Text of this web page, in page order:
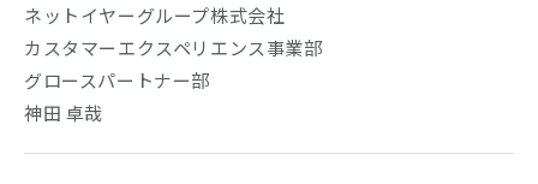
ネットイヤーグループ株式会社
カスタマーエクスペリエンス事業部
グロースパートナー部
神田 卓哉